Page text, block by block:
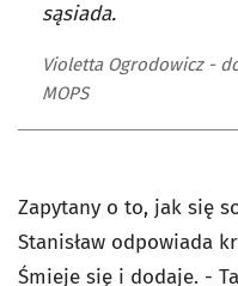
sąsiada.
Violetta Ogrodowicz -
MOPS
Zapytany o to, jak się
Stanisław odpowiada
Śmieje się i dodaje. -